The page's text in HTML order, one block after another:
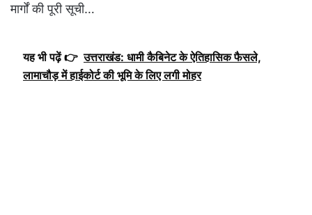
मार्गों की पूरी सूची…
यह भी पढ़ें 👉 उत्तराखंड: धामी कैबिनेट के ऐतिहासिक फैसले,
लामाचौड़ में हाईकोर्ट की भूमि के लिए लगी मोहर